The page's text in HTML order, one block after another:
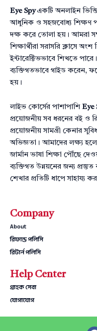
Eye Spyএকটি অনলাইন
আধুনিক ও সহজবোধ্য শিক্ষণ
দক্ষ করে তোলা হয়। আমরা
শিক্ষার্থীরা সরাসরি ক্লাসে
ইন্টারেক্টিভভাবে শিখতে
ব্যক্তিগতভাবে গাইড করেন,
হয়।
লাইভ কোর্সের পাশাপাশি Eye
প্রয়োজনীয় সব ধরনের বই ও
প্রয়োজনীয় সামগ্রী কেনার
অভিজ্ঞতা। আমাদের লক্ষ্য
জার্মান ভাষা শিক্ষা পৌঁছে
ব্যক্তিগত উন্নয়নের জন্য
শেখার প্রতিটি ধাপে সাহায্য
Company
About
রিফান্ড পলিসি
রিটার্ন পলিসি
Help Center
গ্রাহক সেবা
যোগাযোগ